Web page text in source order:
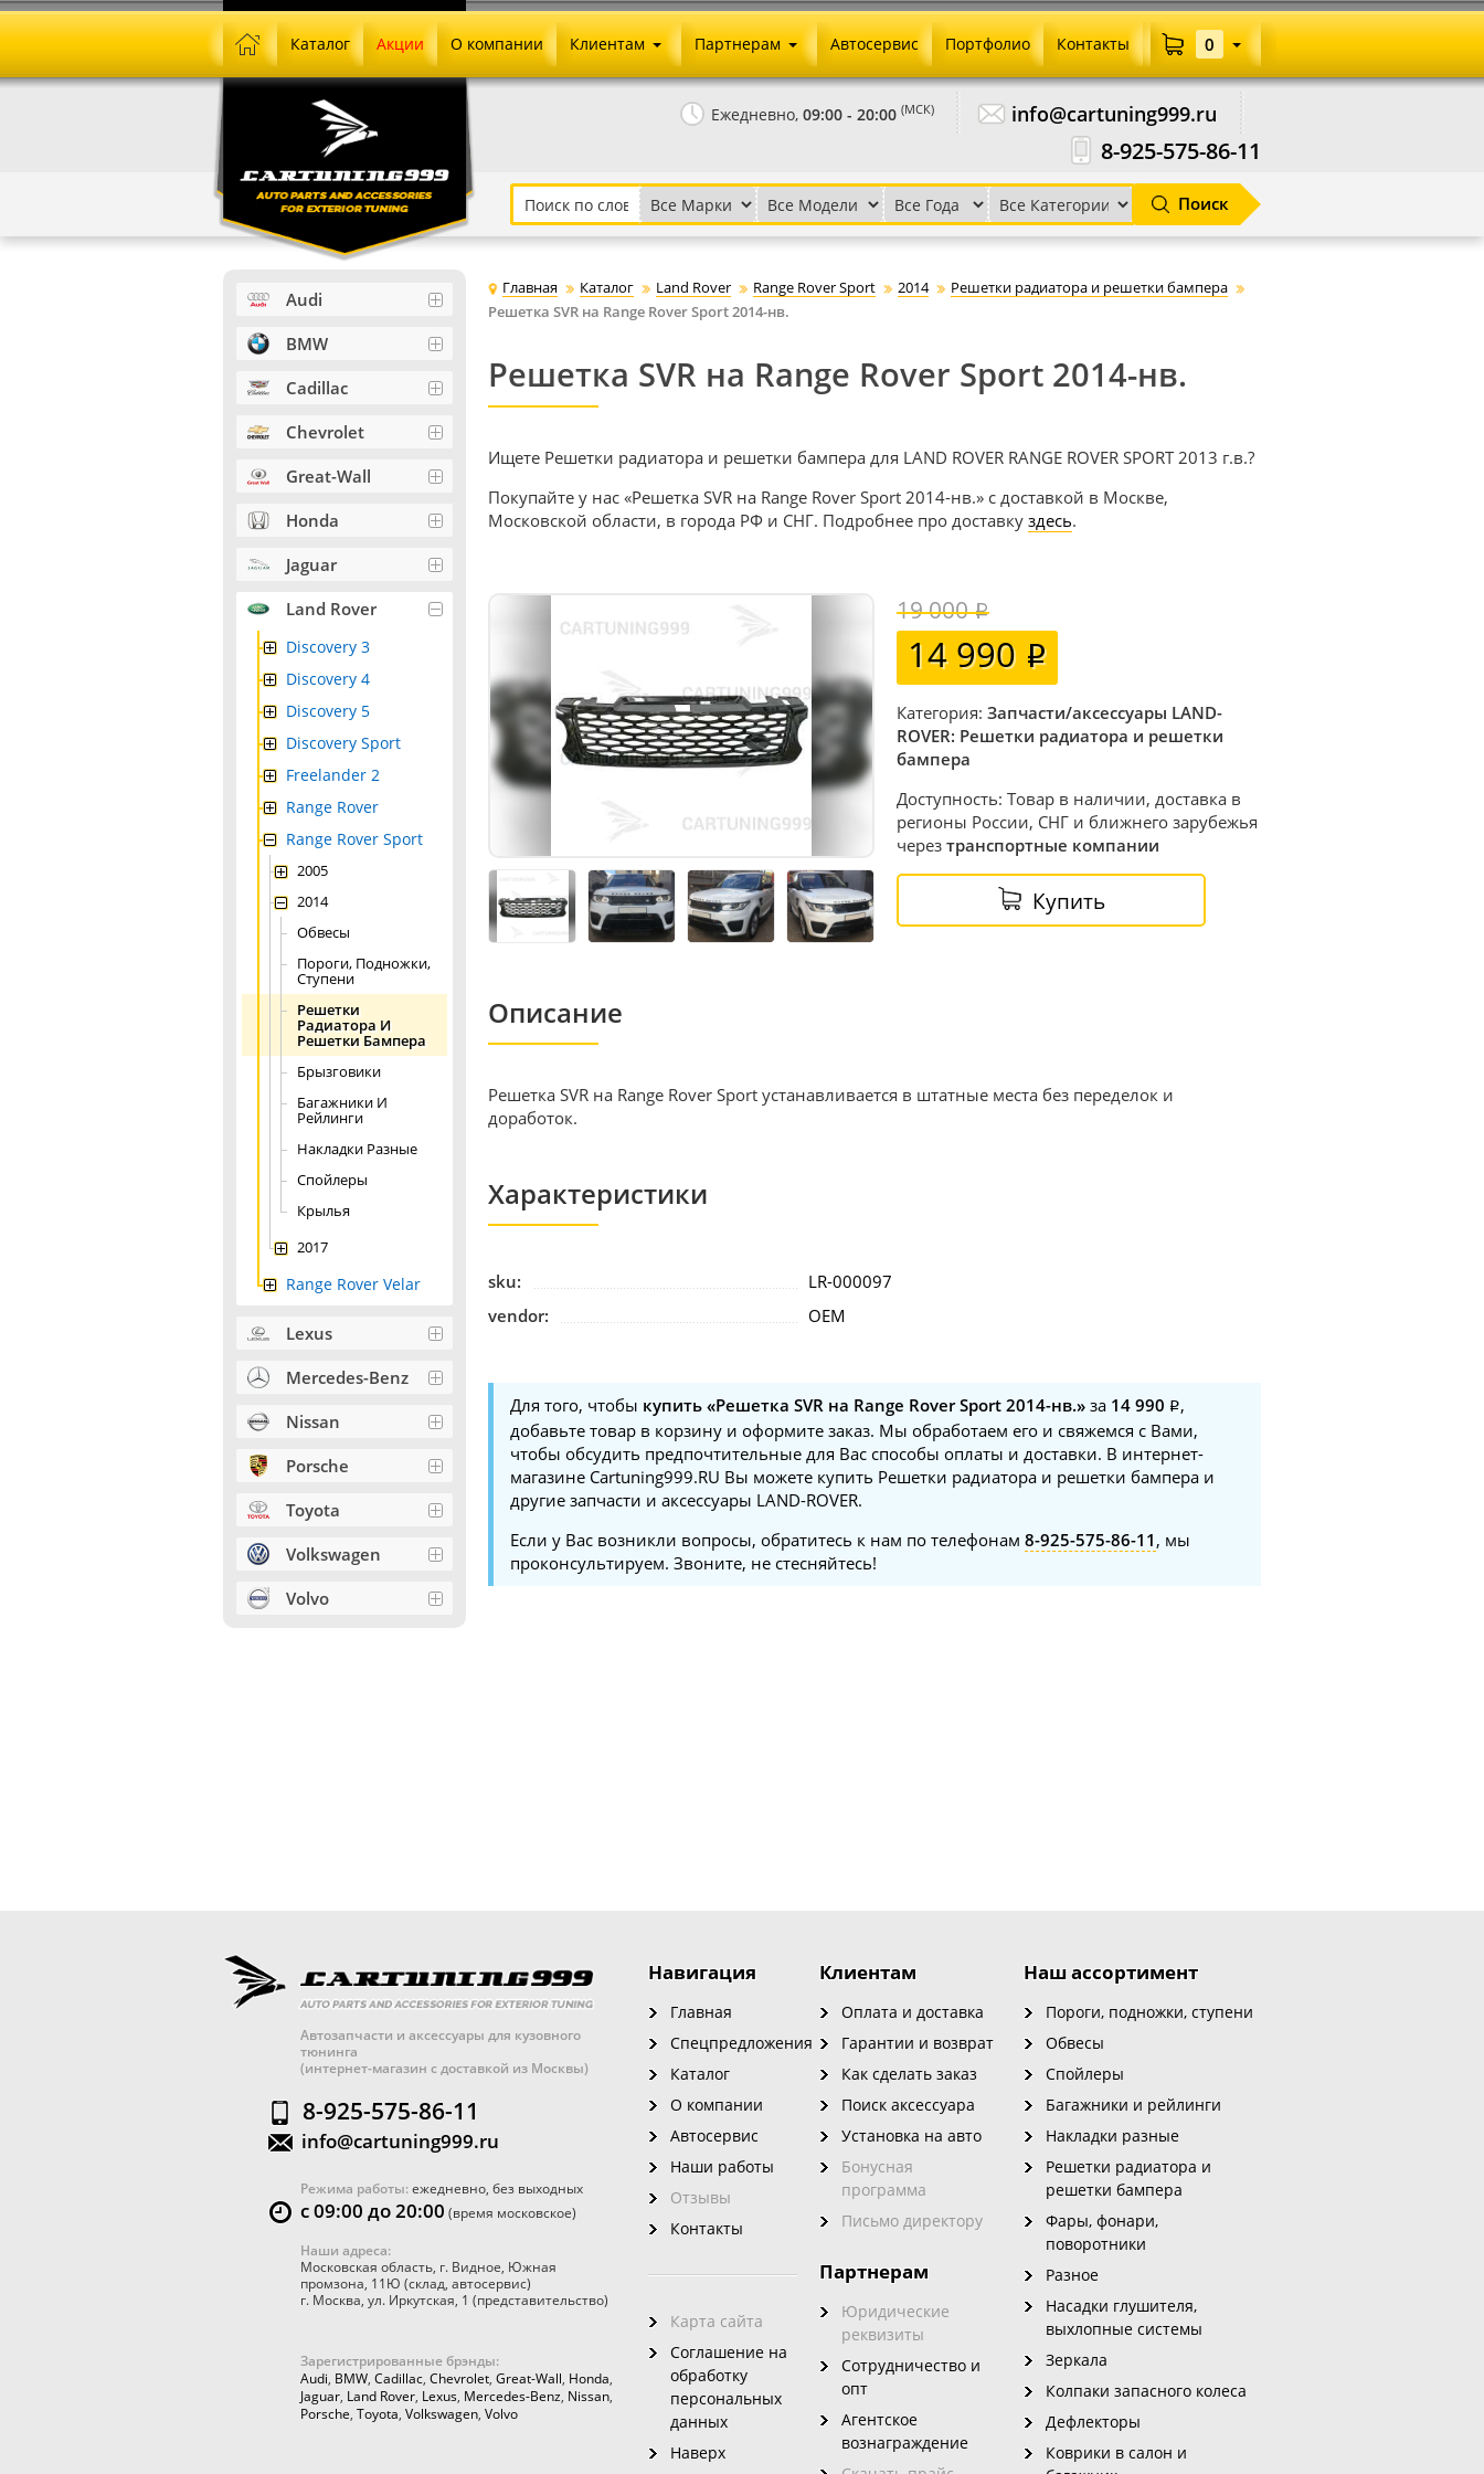
Ежедневно, 09:00 - 20:00 (МСК) info@cartuning999.ru
8-925-575-86-11
Поиск
Каталог Акции О компании Клиентам
Как сделать заказ
Установка на авто
Письмо директору
Партнерам
Агентское вознаграждение
Скачать прайс
Автосервис Портфолио Контакты 0
Главная Каталог Land Rover Range Rover Sport 2014
Решетки радиатора и решетки бампера
Решетка SVR на Range Rover Sport 2014-нв.
Решетка SVR на Range Rover Sport 2014-нв.
Ищете Решетки радиатора и решетки бампера для LAND ROVER RANGE ROVER SPORT 2013 г.в.?
Покупайте у нас «Решетка SVR на Range Rover Sport 2014-нв.» с доставкой в Москве,
Московской области, в города РФ и СНГ. Подробнее про доставку здесь.
19 000
14 990
Категория: Запчасти/аксессуары LAND-
ROVER: Решетки радиатора и решетки
бампера
Доступность: Товар в наличии, доставка в
регионы России, СНГ и ближнего зарубежья
через транспортные компании
Купить
Описание
Решетка SVR на Range Rover Sport устанавливается в штатные места без переделок и
доработок.
Характеристики
sku:
LR-000097
vendor:
OEM
Для того, чтобы купить «Решетка SVR на Range Rover Sport 2014-нв.» за 14 990
,
добавьте товар в корзину и оформите заказ. Мы обработаем его и свяжемся с Вами,
чтобы обсудить предпочтительные для Вас способы оплаты и доставки. В интернет-
магазине Cartuning999.RU Вы можете купить Решетки радиатора и решетки бампера и
другие запчасти и аксессуары LAND-ROVER.
Если у Вас возникли вопросы, обратитесь к нам по телефонам 8-925-575-86-11 , мы
проконсультируем. Звоните, не стесняйтесь!
Audi
BMW
Cadillac
Chevrolet
Great-Wall
Honda
Jaguar
Land Rover
Discovery 3
Discovery 4
Discovery 5
Discovery Sport
Freelander 2
Range Rover
Range Rover Sport
2005
2014
Обвесы
Пороги, Подножки,
Ступени
Решетки
Радиатора И
Решетки Бампера
Брызговики
Багажники И
Рейлинги
Накладки Разные
Спойлеры
Крылья
2017
Range Rover Velar
Lexus
Mercedes-Benz
Nissan
Porsche
Toyota
Volkswagen
Volvo
Автозапчасти и аксессуары для кузовного
тюнинга
(интернет-магазин с доставкой из Москвы)
8-925-575-86-11
info@cartuning999.ru
Режима работы:ежедневно, без выходных
с 09:00 до 20:00 (время московское)
Наши адреса:
Московская область, г. Видное, Южная
промзона, 11Ю (склад, автосервис)
г. Москва, ул. Иркутская, 1 (представительство)
Зарегистрированные брэнды:
Audi, BMW, Cadillac, Chevrolet, Great-Wall, Honda,
Jaguar, Land Rover, Lexus, Mercedes-Benz, Nissan,
Porsche, Toyota, Volkswagen, Volvo
Наш ассортимент
Пороги, подножки, ступени
Обвесы
Спойлеры
Багажники и рейлинги
Накладки разные
Решетки радиатора и
решетки бампера
Фары, фонари,
поворотники
Разное
Насадки глушителя,
выхлопные системы
Зеркала
Колпаки запасного колеса
Дефлекторы
Коврики в салон и
Навигация
Главная
Спецпредложения
Каталог
О компании
Автосервис
Наши работы
Отзывы
Контакты
Карта сайта
Соглашение на
обработку
персональных
данных
Наверх
Клиентам
Оплата и доставка
Гарантии и возврат
Как сделать заказ
Поиск аксессуара
Установка на авто
Бонусная
программа
Письмо директору
Партнерам
Юридические
реквизиты
Сотрудничество и
опт
Агентское
вознаграждение